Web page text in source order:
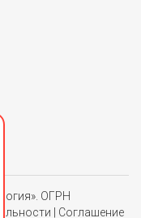
ОГРН
Соглашение